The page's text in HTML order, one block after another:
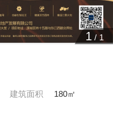
1/1
建筑面积
180㎡